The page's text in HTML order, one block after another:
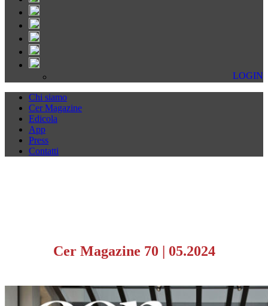
LOGIN
Chi siamo
Cer Magazine
Edicola
App
Press
Contatti
Cer Magazine 70 | 05.2024